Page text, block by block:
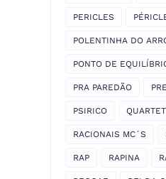
PERICLES
POLENTINHA DO
PONTO DE
PRA PAREDÃO
PSIRICO
RACIONAIS MC´S
RAP RAPINA